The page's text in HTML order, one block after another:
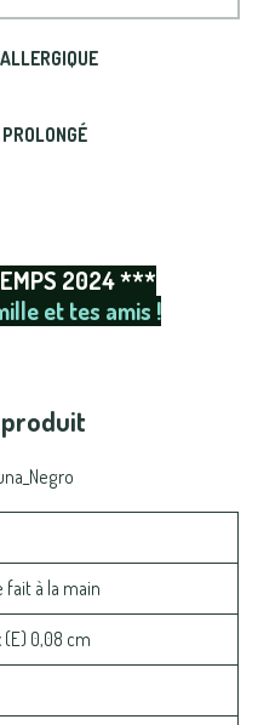
2024 ***
et tes amis !
produit
fait à la main
(E) 0,08 cm